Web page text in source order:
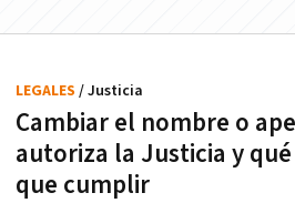
Cambiar el nombre o
autoriza la Justicia y
que cumplir
LEGALES / Justicia